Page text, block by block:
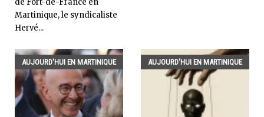
de Fort-de-France en
Martinique, le syndicaliste
Hervé...
AUJOURD'HUI EN MARTINIQUE AUJOURD'HUI EN MARTINIQUE